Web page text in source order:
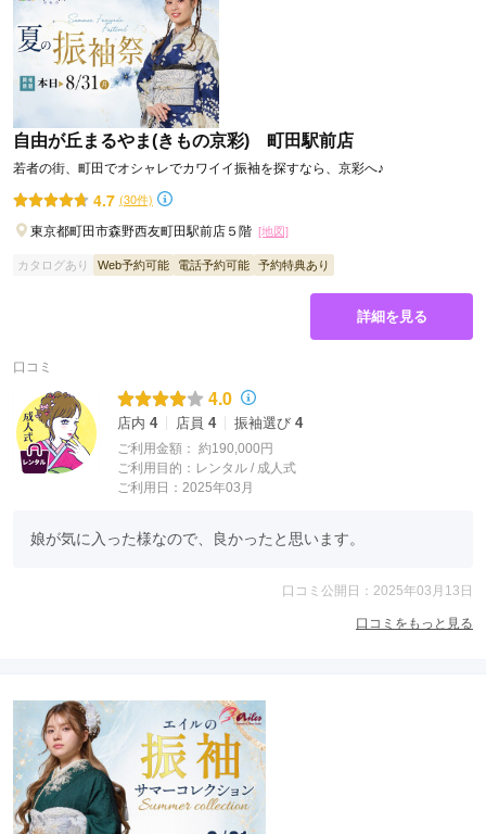
自由が丘まるやま(きもの京彩) 町田駅前店
若者の街、町田でオシャレでカワイイ振袖を探すなら、京彩へ♪
4.7 (30件)
東京都町田市森野西友町田駅前店５階 [地図]
カタログあり Web予約可能 電話予約可能 予約特典あり
詳細を見る
口コミ
4.0
店内 4 店員 4 振袖選び 4
ご利用金額： 約190,000円
ご利用目的： レンタル / 成人式
ご利用日：2025年03月
娘が気に入った様なので、良かったと思います。
口コミ公開日：2025年03月13日
口コミをもっと見る